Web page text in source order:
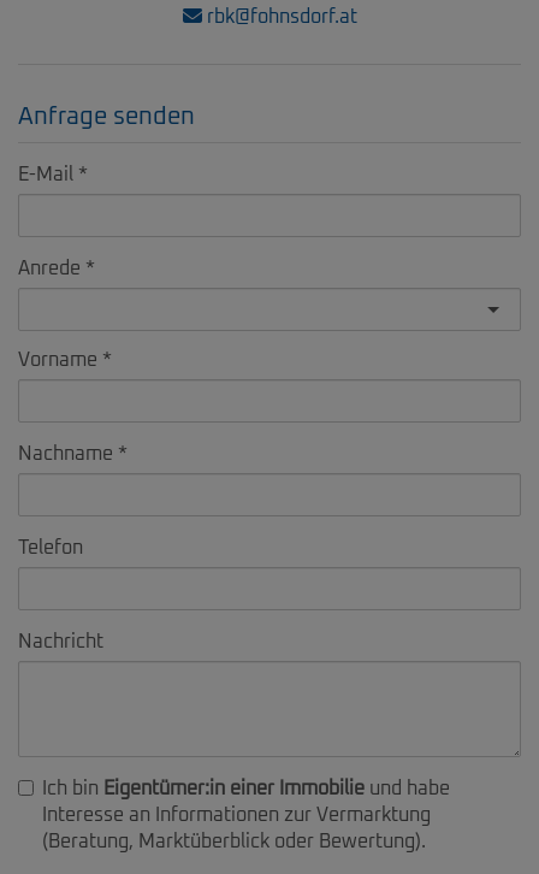
rbk@fohnsdorf.at
Anfrage senden
E-Mail
Anrede
Vorname
Nachname
Telefon
Nachricht
Ich bin Eigentümer:in einer Immobilie und habe
Interesse an Informationen zur Vermarktung
(Beratung, Marktüberblick oder Bewertung).